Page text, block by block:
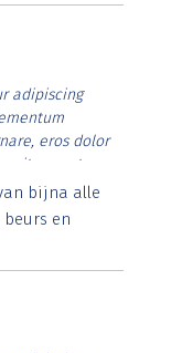
adipiscing
eros dolor
vitae erat.
rutrum lorem
posuere.
bijna alle
en